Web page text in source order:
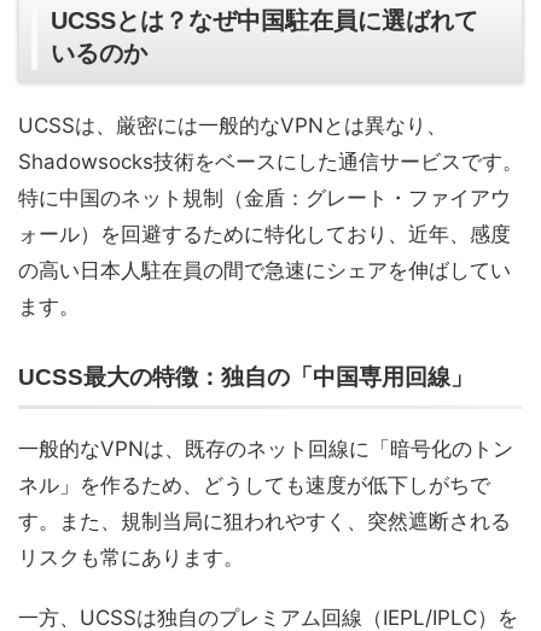
UCSSとは？なぜ中国駐在員に選ばれて
いるのか
UCSSは、厳密には一般的なVPNとは異なり、
Shadowsocks技術をベースにした通信サービスです。
特に中国のネット規制（金盾：グレート・ファイアウ
ォール）を回避するために特化しており、近年、感度
の高い日本人駐在員の間で急速にシェアを伸ばしてい
ます。
UCSS最大の特徴：独自の「中国専用回線」
一般的なVPNは、既存のネット回線に「暗号化のトン
ネル」を作るため、どうしても速度が低下しがちで
す。また、規制当局に狙われやすく、突然遮断される
リスクも常にあります。
一方、UCSSは独自のプレミアム回線（IEPL/IPLC）を